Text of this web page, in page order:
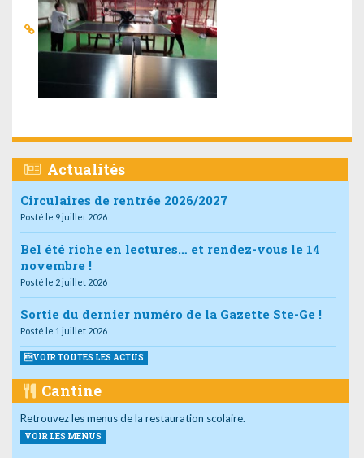
Actualités
Circulaires de rentrée 2026/2027
Posté le 9 juillet 2026
Bel été riche en lectures… et rendez-vous le 14
novembre !
Posté le 2 juillet 2026
Sortie du dernier numéro de la Gazette Ste-Ge !
Posté le 1 juillet 2026
VOIR TOUTES LES ACTUS
Cantine
Retrouvez les menus de la restauration scolaire.
VOIR LES MENUS